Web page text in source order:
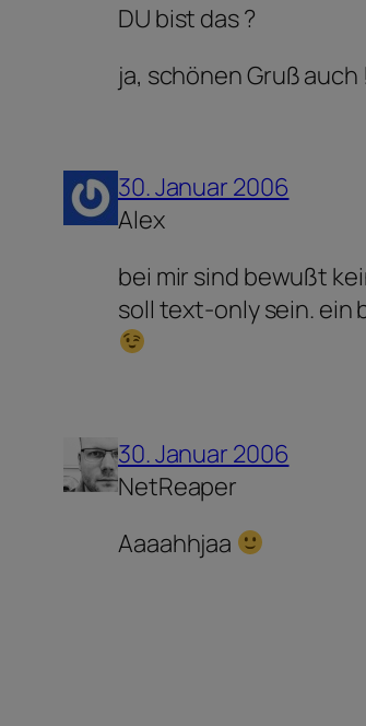
DU bist das ?
ja, schönen Gruß auch !
30. Januar 2006
Alex
bei mir sind bewußt
soll text-only sein. ein
30. Januar 2006
NetReaper
Aaaahhjaa